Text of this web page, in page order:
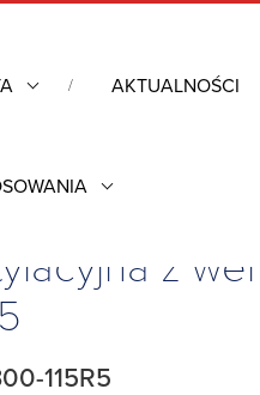
AKTUALNOŚCI
przemysłowe
z
115R5